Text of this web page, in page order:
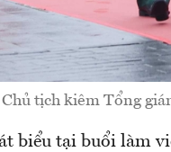
Chủ tịch kiêm Tổng
biểu tại buổi làm